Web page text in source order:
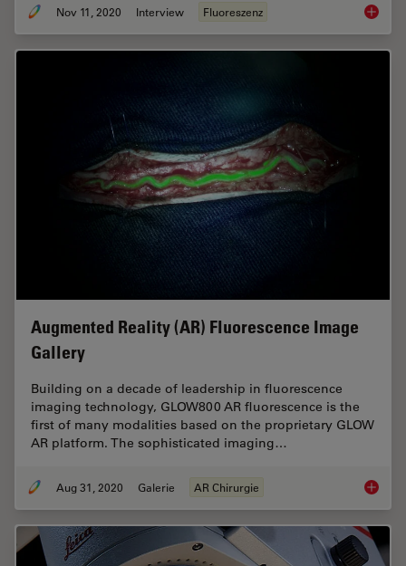
Nov 11, 2020 Interview Fluoreszenz
Augmented Reality (AR) Fluorescence Image
Gallery
Building on a decade of leadership in fluorescence
imaging technology, GLOW800 AR fluorescence is the
first of many modalities based on the proprietary GLOW
AR platform. The sophisticated imaging…
Aug 31, 2020 Galerie AR Chirurgie